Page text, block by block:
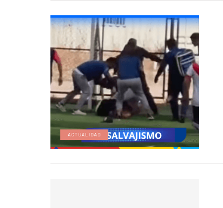
ACTUALIDAD